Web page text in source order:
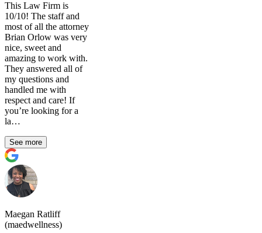
This Law Firm is
10/10! The staff and
most of all the attorney
Brian Orlow was very
nice, sweet and
amazing to work with.
They answered all of
my questions and
handled me with
respect and care! If
you’re looking for a
la…
See more
Maegan Ratliff
(maedwellness)